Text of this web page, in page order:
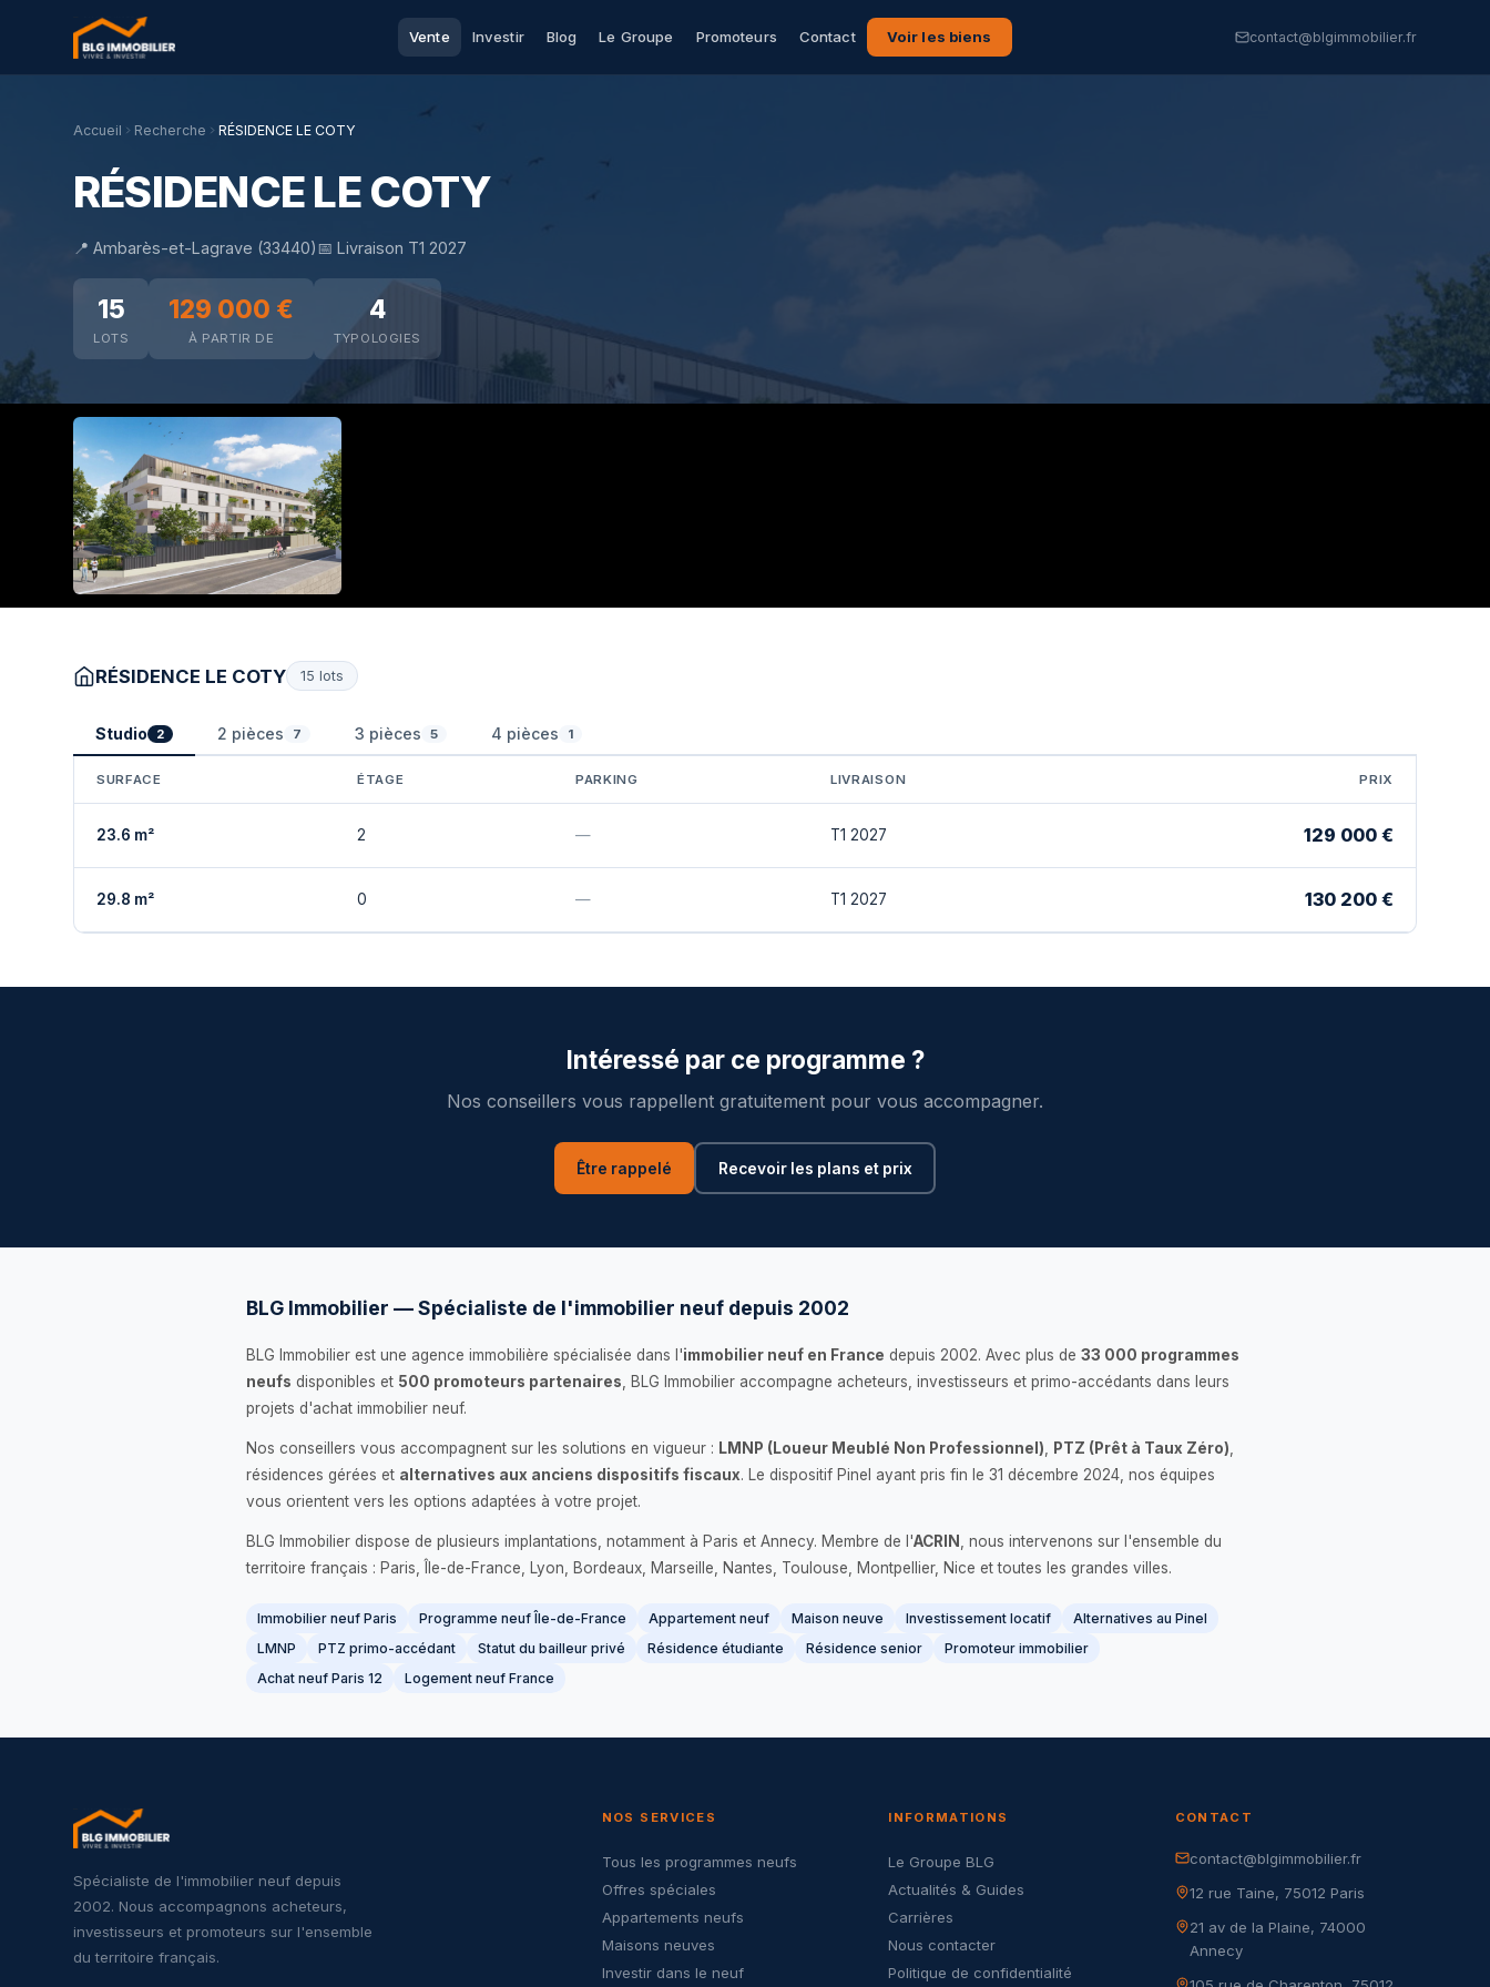
Vente Investir Blog Le Groupe Promoteurs Contact Voir les biens contact@blgimmobilier.fr
Accueil Recherche RÉSIDENCE LE COTY
RÉSIDENCE LE COTY
📍 Ambarès-et-Lagrave (33440)📅 Livraison T1 2027
15
LOTS
129 000 €
À PARTIR DE
4
TYPOLOGIES
RÉSIDENCE LE COTY 15 lots
Studio 2 2 pièces 7 3 pièces 5 4 pièces 1
SURFACE ÉTAGE PARKING LIVRAISON PRIX
23.6 m² 2 — T1 2027 129 000 €
29.8 m² 0 — T1 2027 130 200 €
Intéressé par ce programme ?
Nos conseillers vous rappellent gratuitement pour vous accompagner.
Être rappelé Recevoir les plans et prix
BLG Immobilier — Spécialiste de l'immobilier neuf depuis 2002
BLG Immobilier est une agence immobilière spécialisée dans l'immobilier neuf en France depuis 2002. Avec plus de 33 000 programmes
neufs disponibles et 500 promoteurs partenaires , BLG Immobilier accompagne acheteurs, investisseurs et primo-accédants dans leurs
projets d'achat immobilier neuf.
Nos conseillers vous accompagnent sur les solutions en vigueur : LMNP (Loueur Meublé Non Professionnel) PTZ (Prêt à Taux Zéro)
résidences gérées et alternatives aux anciens dispositifs fiscaux. Le dispositif Pinel ayant pris fin le 31 décembre 2024, nos équipes
vous orientent vers les options adaptées à votre projet.
BLG Immobilier dispose de plusieurs implantations, notamment à Paris et Annecy. Membre de l'ACRIN
, nous intervenons sur l'ensemble du
territoire français : Paris, Île-de-France, Lyon, Bordeaux, Marseille, Nantes, Toulouse, Montpellier, Nice et toutes les grandes villes.
Immobilier neuf Paris Programme neuf Île-de-France Appartement neuf Maison neuve Investissement locatif
Alternatives au Pinel
LMNP
PTZ primo-accédant Statut du bailleur privé Résidence étudiante Résidence senior
Promoteur immobilier
Achat neuf Paris 12
Logement neuf France
Spécialiste de l'immobilier neuf depuis
2002. Nous accompagnons acheteurs,
investisseurs et promoteurs sur l'ensemble
du territoire français.
NOS SERVICES
Tous les programmes neufs
Offres spéciales
Appartements neufs
Maisons neuves
Investir dans le neuf
INFORMATIONS
Le Groupe BLG
Actualités & Guides
Carrières
Nous contacter
Politique de confidentialité
CONTACT
contact@blgimmobilier.fr
12 rue Taine, 75012 Paris
21 av de la Plaine, 74000
Annecy